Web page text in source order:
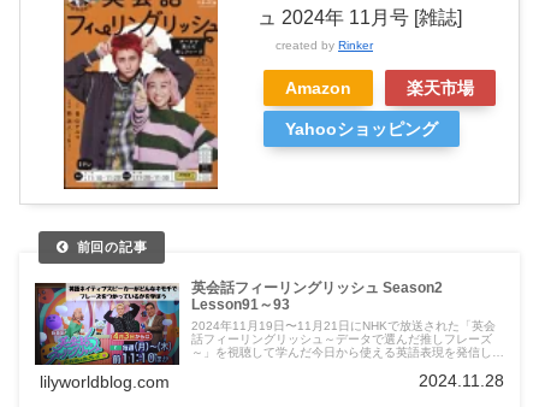
ュ 2024年 11月号 [雑誌]
created by Rinker
Amazon 楽天市場
Yahooショッピング
英会話フィーリングリッシュ Season2
Lesson91～93
2024年11月19日〜11月21日にNHKで放送された「英会
話フィーリングリッシュ～データで選んだ推しフレーズ
～」を視聴して学んだ今日から使える英語表現を発信して
lilyworldblog.com 2024.11.28